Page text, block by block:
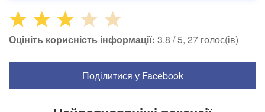
Оцініть корисність інформації: 3.8 / 5, 27 голос(ів)
Поділитися у Facebook